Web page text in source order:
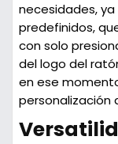
necesidades,
predefinidos,
con solo
del logo del
en ese
personalización